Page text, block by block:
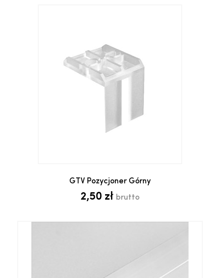
GTV Pozycjoner Górny
2,50 zł brutto